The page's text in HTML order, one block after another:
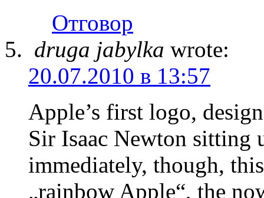
Отговор
druga jabylka wrote:
20.07.2010 в 13:57
Apple’s first logo,
Sir Isaac Newton sitting
immediately, though,
„rainbow Apple“, the